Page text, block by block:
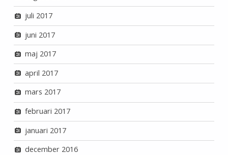
juli 2017
juni 2017
maj 2017
april 2017
mars 2017
februari 2017
januari 2017
december 2016